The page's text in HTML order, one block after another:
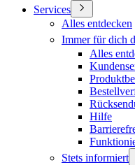
Services
Alles entdecken
Immer für dich
Alles
Hilfe
Stets informiert